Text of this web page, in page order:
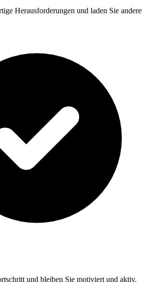
Herausforderungen und laden Sie andere
und bleiben Sie motiviert und aktiv.